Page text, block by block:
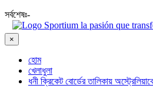
সর্বশেষঃ-
Sportium la pasión que transforma
×
হোম
খেলাধুলা
ধনী ক্রিকেট বোর্ডের তালিকায়